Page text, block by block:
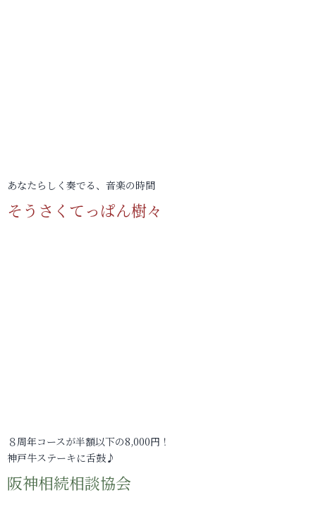
あなたらしく奏でる、音楽の時間
そうさくてっぱん樹々
８周年コースが半額以下の8,000円！
神戸牛ステーキに舌鼓♪
阪神相続相談協会